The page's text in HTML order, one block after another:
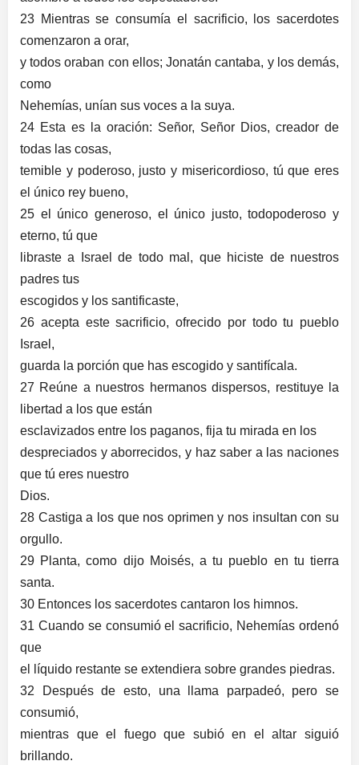
23 Mientras se consumía el sacrificio, los sacerdotes
comenzaron a orar,
y todos oraban con ellos; Jonatán cantaba, y los demás,
como
Nehemías, unían sus voces a la suya.
24 Esta es la oración: Señor, Señor Dios, creador de
todas las cosas,
temible y poderoso, justo y misericordioso, tú que eres
el único rey bueno,
25 el único generoso, el único justo, todopoderoso y
eterno, tú que
libraste a Israel de todo mal, que hiciste de nuestros
padres tus
escogidos y los santificaste,
26 acepta este sacrificio, ofrecido por todo tu pueblo
Israel,
guarda la porción que has escogido y santifícala.
27 Reúne a nuestros hermanos dispersos, restituye la
libertad a los que están
esclavizados entre los paganos, fija tu mirada en los
despreciados y aborrecidos, y haz saber a las naciones
que tú eres nuestro
Dios.
28 Castiga a los que nos oprimen y nos insultan con su
orgullo.
29 Planta, como dijo Moisés, a tu pueblo en tu tierra
santa.
30 Entonces los sacerdotes cantaron los himnos.
31 Cuando se consumió el sacrificio, Nehemías ordenó
que
el líquido restante se extendiera sobre grandes piedras.
32 Después de esto, una llama parpadeó, pero se
consumió,
mientras que el fuego que subió en el altar siguió
brillando.